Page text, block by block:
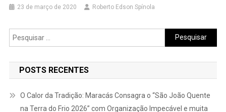
23 de março de 2020 Roberto Edson Spínola
Pesquisar
por:
POSTS RECENTES
O Calor da Tradição: Maracás Consagra o “São João Quente
na Terra do Frio 2026” com Organização Impecável e muita